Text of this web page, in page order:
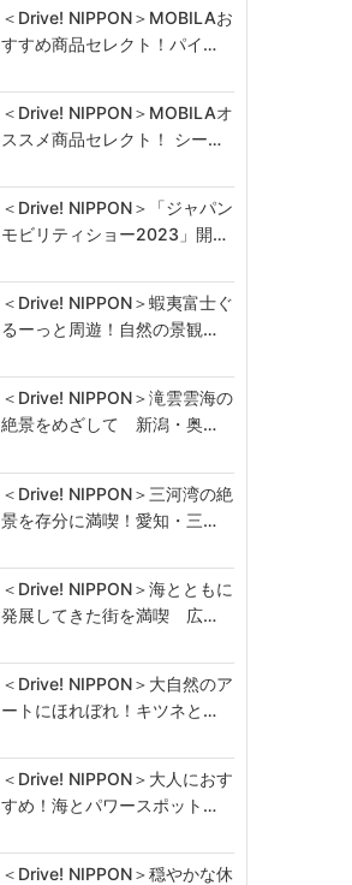
＜Drive! NIPPON＞MOBILAお
すすめ商品セレクト！パイ…
＜Drive! NIPPON＞MOBILAオ
ススメ商品セレクト！ シー…
＜Drive! NIPPON＞「ジャパン
モビリティショー2023」開…
＜Drive! NIPPON＞蝦夷富士ぐ
るーっと周遊！自然の景観…
＜Drive! NIPPON＞滝雲雲海の
絶景をめざして 新潟・奥…
＜Drive! NIPPON＞三河湾の絶
景を存分に満喫！愛知・三…
＜Drive! NIPPON＞海とともに
発展してきた街を満喫 広…
＜Drive! NIPPON＞大自然のア
ートにほれぼれ！キツネと…
＜Drive! NIPPON＞大人におす
すめ！海とパワースポット…
＜Drive! NIPPON＞穏やかな休